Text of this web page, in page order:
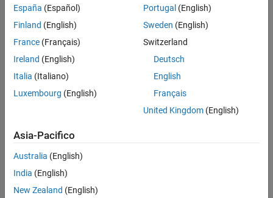
Languages
C, C++
Examples
See the S-function
Version History
Introduced in R2019a
España (Español)
Finland (English)
France (Français)
Ireland (English)
Italia (Italiano)
Luxembourg (English)
Portugal (English)
Sweden (English)
Switzerland
Deutsch
English
Français
United Kingdom(English)
Asia-Pacifico
Australia (English)
India (English)
New Zealand (English)